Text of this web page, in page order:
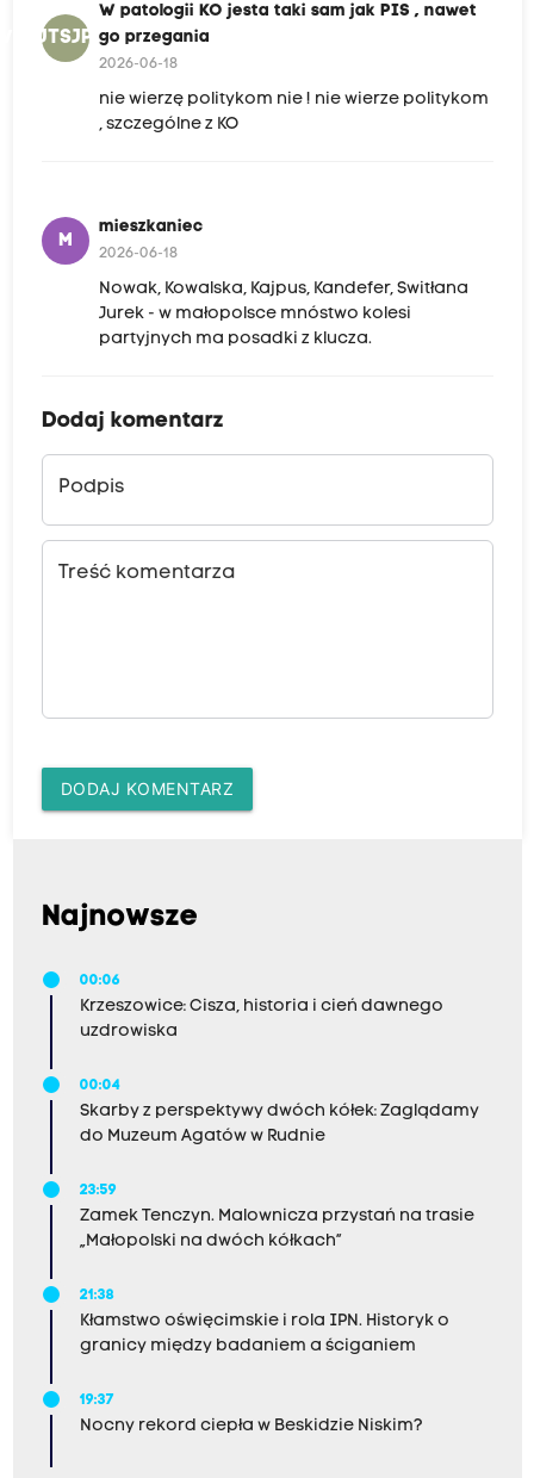
W patologii KO jesta taki sam jak PIS , nawet
go przegania
2026-06-18
nie wierzę politykom nie ! nie wierze politykom
, szczególne z KO
M
mieszkaniec
2026-06-18
Nowak, Kowalska, Kajpus, Kandefer, Switłana
Jurek - w małopolsce mnóstwo kolesi
partyjnych ma posadki z klucza.
Dodaj komentarz
Podpis
Treść komentarza
DODAJ KOMENTARZ
Najnowsze
00:06
Krzeszowice: Cisza, historia i cień dawnego
uzdrowiska
00:04
Skarby z perspektywy dwóch kółek: Zaglądamy
do Muzeum Agatów w Rudnie
23:59
Zamek Tenczyn. Malownicza przystań na trasie
„Małopolski na dwóch kółkach”
21:38
Kłamstwo oświęcimskie i rola IPN. Historyk o
granicy między badaniem a ściganiem
19:37
Nocny rekord ciepła w Beskidzie Niskim?